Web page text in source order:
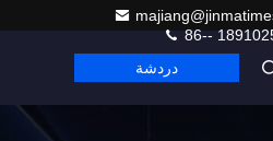
86--
دردشة